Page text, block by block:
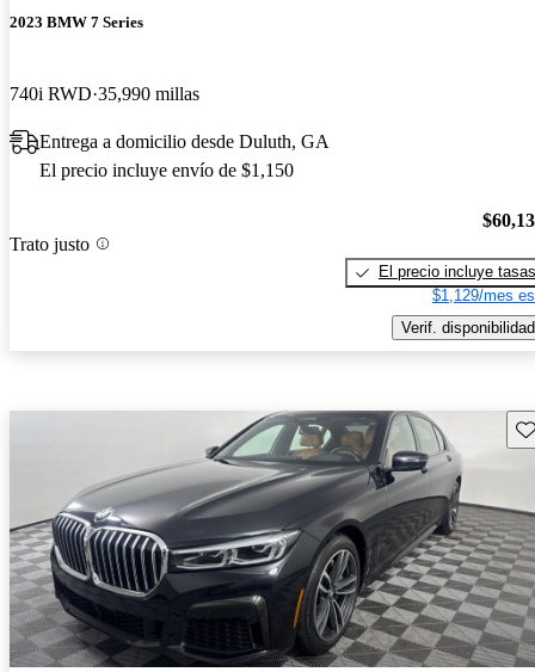
2023 BMW 7 Series
740i RWD 35,990 millas
Entrega a domicilio desde Duluth, GA
El precio incluye envío de $1,150
Trato justo
El precio incluye tasas
$1,129/mes
Verif. disponibilidad